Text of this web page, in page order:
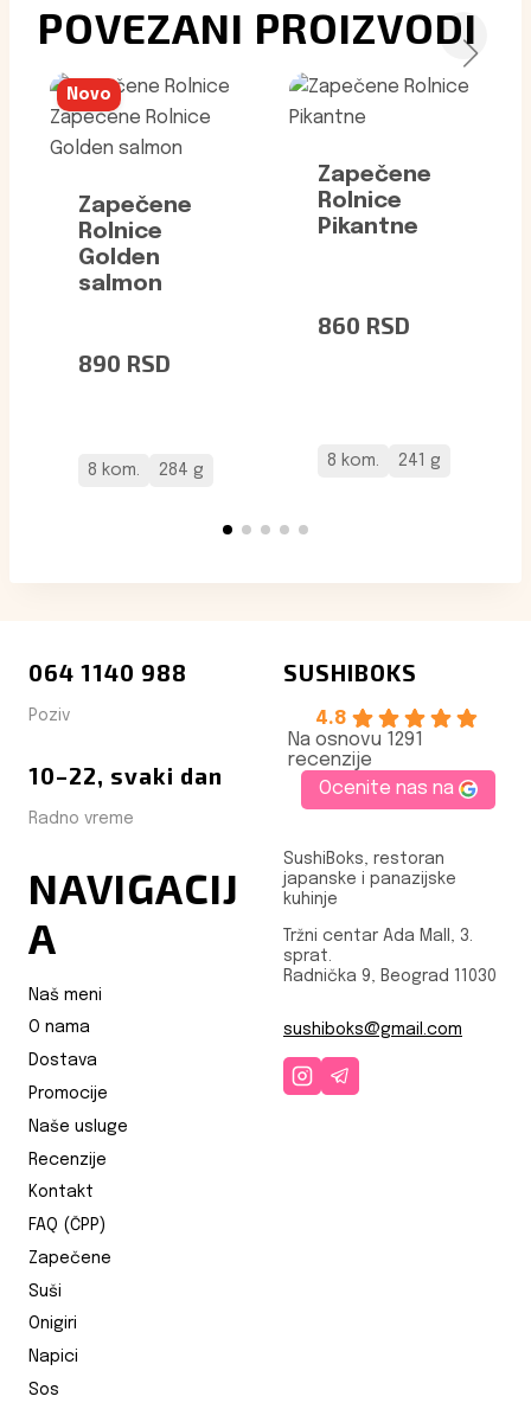
POVEZANI PROIZVODI
Novo
Zapečene
Rolnice
Golden
salmon
890 RSD
8 kom. 284 g
Zapečene
Rolnice
Pikantne
860 RSD
8 kom. 241 g
064 1140 988
Poziv
10–22, svaki dan
Radno vreme
NAVIGACIJ
A
Naš meni
O nama
Dostava
Promocije
Naše usluge
Recenzije
Kontakt
FAQ (ČPP)
Zapečene
Suši
Onigiri
Napici
Sos
SUSHIBOKS
4.8
Na osnovu 1291
recenzije
Ocenite nas na
SushiBoks, restoran
japanske i panazijske
kuhinje
Tržni centar Ada Mall, 3.
sprat.
Radnička 9, Beograd 11030
sushiboks@gmail.com